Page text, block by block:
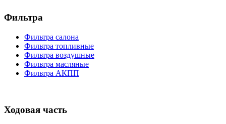
Фильтра
Фильтра салона
Фильтра топливные
Фильтра воздушные
Фильтра масляные
Фильтра АКПП
Ходовая часть